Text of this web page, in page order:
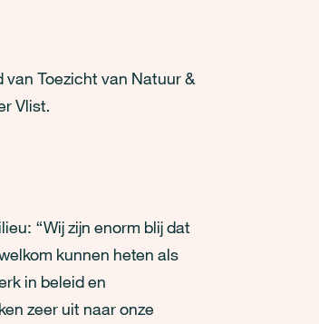
Toezicht van Natuur &
Vlist.
“Wij zijn enorm blij dat
kunnen heten als
in beleid en
zeer uit naar onze